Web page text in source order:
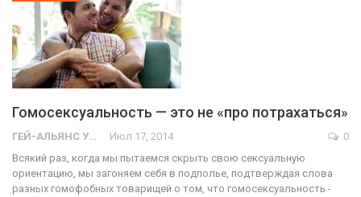
Гомосексуальность — это не «про потрахаться»
ГЕЙ-АЛЬЯНС УКРАИНА Июл 17, 2014
0
Всякий раз, когда мы пытаемся скрыть свою сексуальную
ориентацию, мы загоняем себя в подполье, подтверждая слова
разных гомофобных товарищей о том, что гомосексуальность -